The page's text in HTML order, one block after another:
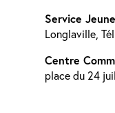
Service
Longlaville,
Centre
place du 24